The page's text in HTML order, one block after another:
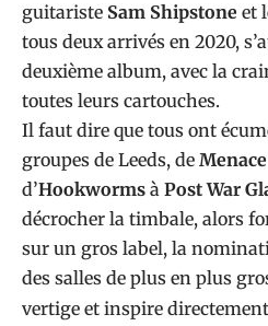
guitariste Sam Shipstone et
tous deux arrivés en 2020,
deuxième album, avec la
toutes leurs cartouches.
Il faut dire que tous ont
groupes de Leeds, de
d’Hookworms à Post War
décrocher la timbale, alors
sur un gros label, la
des salles de plus en plus
vertige et inspire